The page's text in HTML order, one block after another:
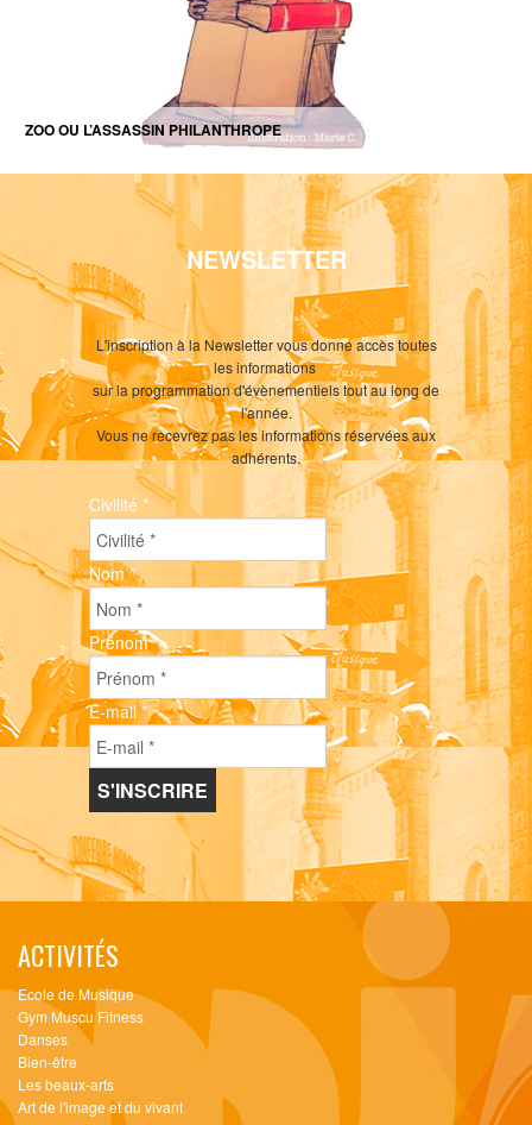
ZOO OU L’ASSASSIN PHILANTHROPE
NEWSLETTER
L'inscription à la Newsletter vous donne accès toutes
les informations
sur la programmation d'évènementiels tout au long de
l'année.
Vous ne recevrez pas les informations réservées aux
adhérents.
Civilité *
Nom*
Prénom*
E-mail*
ACTIVITÉS
Ecole de Musique
Gym Muscu Fitness
Danses
Bien-être
Les beaux-arts
Art de l'image et du vivant